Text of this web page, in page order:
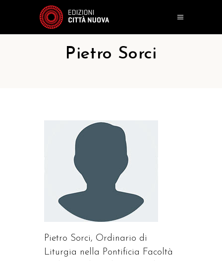
Pietro Sorci
Pietro Sorci, Ordinario di
Liturgia nella Pontificia Facoltà